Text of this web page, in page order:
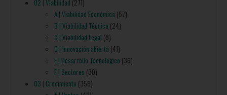
02 | Viabilidad (271)
A | Viabilidad Económica (57)
B | Viabilidad Técnica (24)
C | Viabilidad Legal (8)
D | Innovación abierta (41)
E | Desarrollo Tecnológico (36)
F | Sectores (30)
03 | Crecimiento (359)